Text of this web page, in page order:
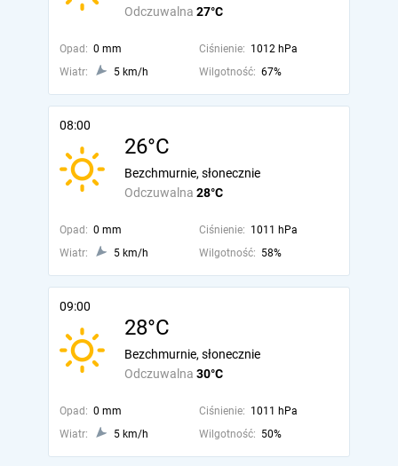
Odczuwalna 27°C
Opad: 0 mm Ciśnienie: 1012 hPa
Wiatr:
5 km/h Wilgotność: 67%
08:00
26°C
Odczuwalna 28°C
Bezchmurnie, słonecznie
Opad: 0 mm Ciśnienie: 1011 hPa
Wiatr:
5 km/h Wilgotność: 58%
09:00
28°C
Odczuwalna 30°C
Bezchmurnie, słonecznie
Opad: 0 mm Ciśnienie: 1011 hPa
Wiatr:
5 km/h Wilgotność: 50%